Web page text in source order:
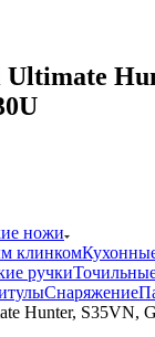
ножи
клинком
ручки
Снаряжение
Hunter, S35VN,